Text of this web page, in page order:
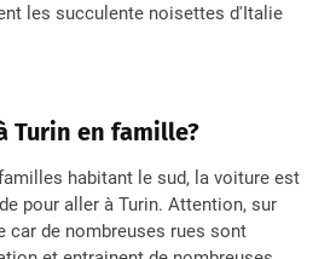
les succulente noisettes d'Italie
Turin en famille?
habitant le sud, la voiture est
pour aller à Turin. Attention, sur
car de nombreuses rues sont